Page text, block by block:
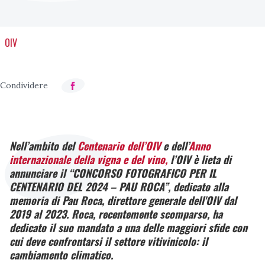
OIV
Nell’ambito delCentenario dell’OIVe dell’Anno
internazionale della vigna e del vino,l’OIV è lieta di
annunciare il “CONCORSO FOTOGRAFICO PER IL
CENTENARIO DEL 2024 – PAU ROCA”, dedicato alla
memoria di Pau Roca, direttore generale dell'OIV dal
2019 al 2023. Roca, recentemente scomparso, ha
dedicato il suo mandato a una delle maggiori sfide con
cui deve confrontarsi il settore vitivinicolo: il
cambiamento climatico.